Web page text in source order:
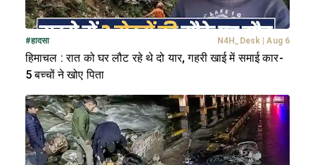
#हादसा N4H_Desk | Aug 6
हिमाचल : रात को घर लौट रहे थे दो यार, गहरी खाई में समाई कार-
5 बच्चों ने खोए पिता